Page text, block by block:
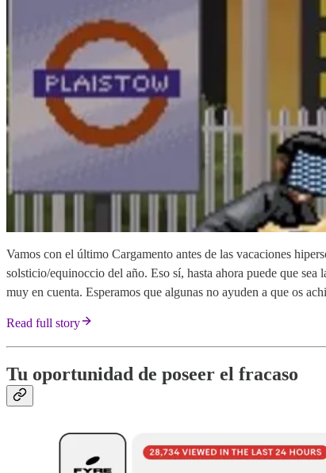
Vamos con el último Cargamento antes de las vacaciones
solsticio/equinoccio del año. Eso sí, hasta ahora puede que
muy en cuenta. Esperamos que algunas no ayuden a que os
Read full story
Tu oportunidad de poseer el fracaso